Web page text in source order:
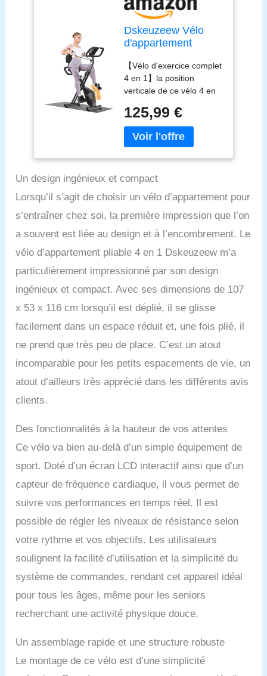
Dskeuzeew Vélo
d'appartement
4 en 1 vélo
magnétique pliable,
vélo d'appartement
16 niveaux de
résistance, moniteur
LCD et capteur de
fréquence cardiaque
【Vélo d'exercice complet
4 en 1】la position
verticale de ce vélo 4 en
entraînement de haute
intensité et vous aide à
brûler plus de calories. La
expérience de conduite
plus confortable. Ce vélo
pliable est également livré
avec des bandes de
résistance pour mains
courantes qui aident à
tonifier vos muscles
supérieurs et à tonifier
tout votre corps.
【Résistance magnétique
réglable sur 16 niveaux】
Ce vélo d'exercice
d'intérieur est équipé d'un
volant équilibré avec
précision, qui peut fournir
une conduite douce et
silencieuse avec 16
les hommes et les
personnes âgées.
Échauffez-vous en
pédalant facilement pour
augmenter l'intensité,
gardant ainsi vos
entraînements stimulants
et efficaces tout au long
remise en forme.
【Conception ultra
silencieuse】 Le vélo
d'exercice d'intérieur est
équipé d'un système de
réglage de la résistance
magnétique, vous pouvez
niveau de résistance
système d'entraînement
125,99 €
Un design ingénieux et compact
Lorsqu’il s’agit de choisir un vélo d’appartement pour
s’entraîner chez soi, la première impression que l’on
a souvent est liée au design et à l’encombrement. Le
vélo d’appartement pliable 4 en 1 Dskeuzeew m’a
particulièrement impressionné par son design
ingénieux et compact. Avec ses dimensions de 107
x 53 x 116 cm lorsqu’il est déplié, il se glisse
facilement dans un espace réduit et, une fois plié, il
ne prend que très peu de place. C’est un atout
incomparable pour les petits espacements de vie, un
atout d’ailleurs très apprécié dans les différents avis
clients.
Des fonctionnalités à la hauteur de vos attentes
Ce vélo va bien au-delà d’un simple équipement de
sport. Doté d’un écran LCD interactif ainsi que d’un
capteur de fréquence cardiaque, il vous permet de
suivre vos performances en temps réel. Il est
possible de régler les niveaux de résistance selon
votre rythme et vos objectifs. Les utilisateurs
soulignent la facilité d’utilisation et la simplicité du
système de commandes, rendant cet appareil idéal
pour tous les âges, même pour les seniors
recherchant une activité physique douce.
Un assemblage rapide et une structure robuste
Le montage de ce vélo est d’une simplicité